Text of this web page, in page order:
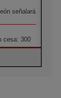
señalará
cesa: 300
solo la